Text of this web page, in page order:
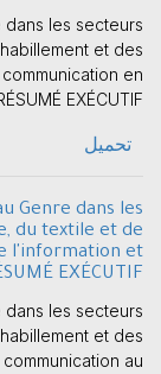
dans les secteurs
et des
en
EXÉCUTIF
تحميل
Genre dans les
du textile et de
l'information et
EXÉCUTIF
dans les secteurs
et des
au